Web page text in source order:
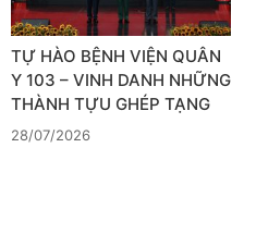
TỰ HÀO BỆNH VIỆN QUÂN
Y 103 – VINH DANH NHỮNG
THÀNH TỰU GHÉP TẠNG
28/07/2026